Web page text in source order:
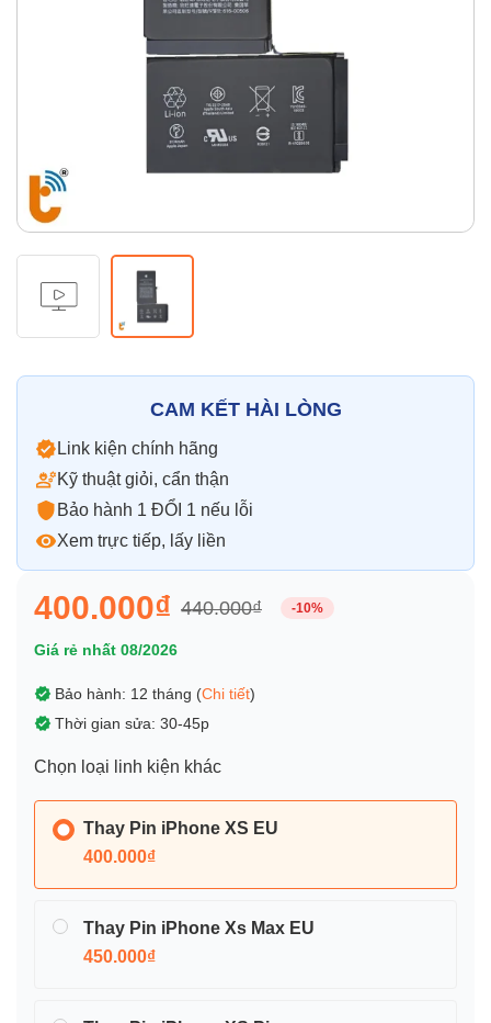
Thay pin
Pin Realme
CAM KẾT HÀI LÒNG
Link kiện chính hãng
Kỹ thuật giỏi, cẩn thận
Bảo hành 1 ĐỔI 1 nếu lỗi
Xem trực tiếp, lấy liền
400.000₫ 440.000₫ -10%
Giá rẻ nhất 08/2026
Bảo hành: 12 tháng (Chi tiết)
Thời gian sửa: 30-45p
Chọn loại linh kiện khác
Thay Pin iPhone XS EU
400.000₫
Thay Pin iPhone Xs Max EU
450.000₫